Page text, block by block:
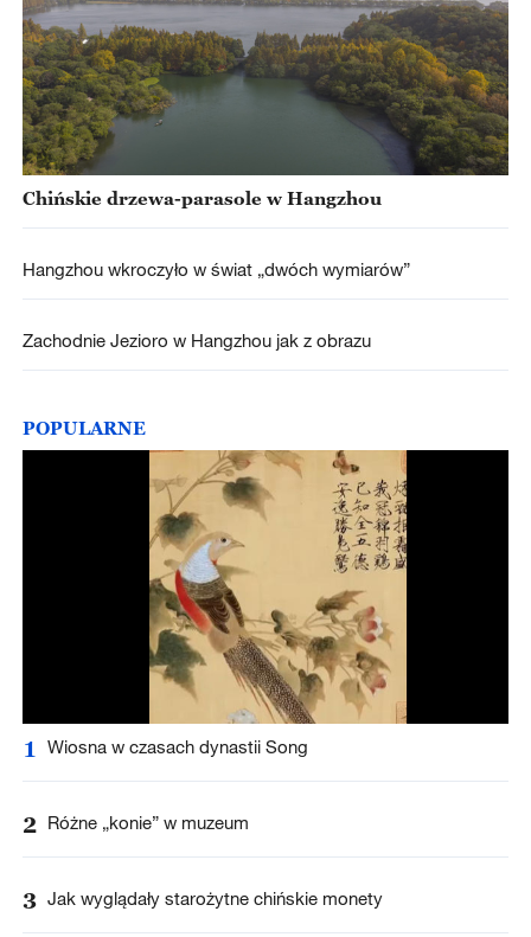
Chińskie drzewa-parasole w Hangzhou
Hangzhou wkroczyło w świat „dwóch wymiarów”
Zachodnie Jezioro w Hangzhou jak z obrazu
POPULARNE
1 Wiosna w czasach dynastii Song
2 Różne „konie” w muzeum
3 Jak wyglądały starożytne chińskie monety